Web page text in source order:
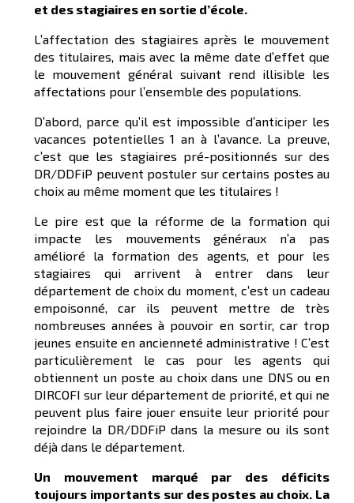
et des stagiaires en sortie d’école.
L’affectation des stagiaires après le mouvement
des titulaires, mais avec la même date d’effet que
le mouvement général suivant rend illisible les
affectations pour l’ensemble des populations.
D’abord, parce qu’il est impossible d’anticiper les
vacances potentielles 1 an à l’avance. La preuve,
c’est que les stagiaires pré-positionnés sur des
DR/DDFiP peuvent postuler sur certains postes au
choix au même moment que les titulaires !
Le pire est que la réforme de la formation qui
impacte les mouvements généraux n’a pas
amélioré la formation des agents, et pour les
stagiaires qui arrivent à entrer dans leur
département de choix du moment, c’est un cadeau
empoisonné, car ils peuvent mettre de très
nombreuses années à pouvoir en sortir, car trop
jeunes ensuite en ancienneté administrative ! C’est
particulièrement le cas pour les agents qui
obtiennent un poste au choix dans une DNS ou en
DIRCOFI sur leur département de priorité, et qui ne
peuvent plus faire jouer ensuite leur priorité pour
rejoindre la DR/DDFiP dans la mesure ou ils sont
déjà dans le département.
Un mouvement marqué par des déficits
toujours importants sur despostes au choix. La